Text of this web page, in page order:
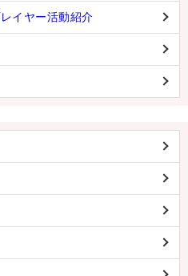
イヤー活動紹介